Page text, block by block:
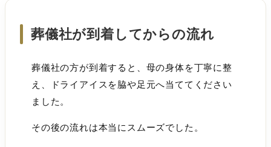
葬儀社が到着してからの流れ
葬儀社の方が到着すると、母の身体を丁寧に整
え、ドライアイスを脇や足元へ当ててください
ました。
その後の流れは本当にスムーズでした。